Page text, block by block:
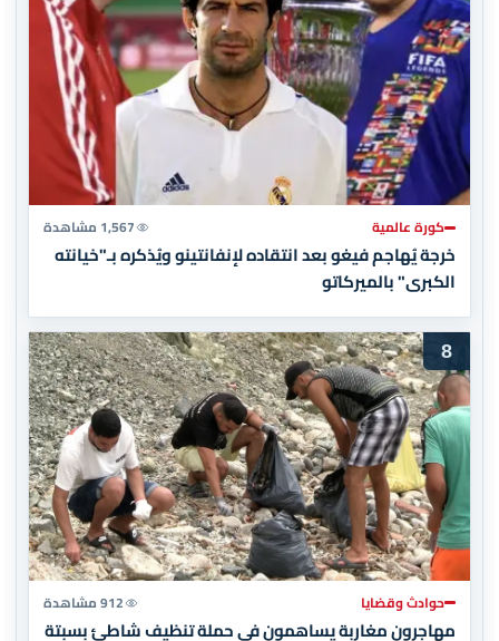
كورة عالمية 1,567 مشاهدة
خرجة يُهاجم فيغو بعد انتقاده لإنفانتينو ويُذكره بـ"خيانته
الكبرى" بالميركاتو
8
حوادث وقضايا 912 مشاهدة
مهاجرون مغاربة يساهمون في حملة تنظيف شاطئ بسبتة